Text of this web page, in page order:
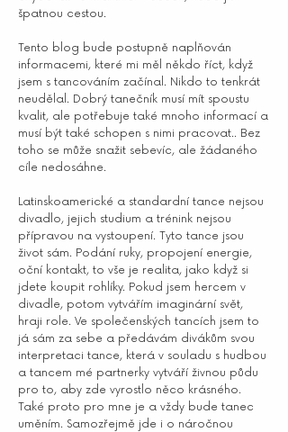
špatnou cestou.
Tento blog bude postupně naplňován
informacemi, které mi měl někdo říct, když
jsem s tancováním začínal. Nikdo to tenkrát
neudělal. Dobrý tanečník musí mít spoustu
kvalit, ale potřebuje také mnoho informací a
musí být také schopen s nimi pracovat.. Bez
toho se může snažit sebevíc, ale žádaného
cíle nedosáhne.
Latinskoamerické a standardní tance nejsou
divadlo, jejich studium a trénink nejsou
přípravou na vystoupení. Tyto tance jsou
život sám. Podání ruky, propojení energie,
oční kontakt, to vše je realita, jako když si
jdete koupit rohlíky. Pokud jsem hercem v
divadle, potom vytvářím imaginární svět,
hraji role. Ve společenských tancích jsem to
já sám za sebe a předávám divákům svou
interpretaci tance, která v souladu s hudbou
a tancem mé partnerky vytváří živnou půdu
pro to, aby zde vyrostlo něco krásného.
Také proto pro mne je a vždy bude tanec
uměním. Samozřejmě jde i o náročnou